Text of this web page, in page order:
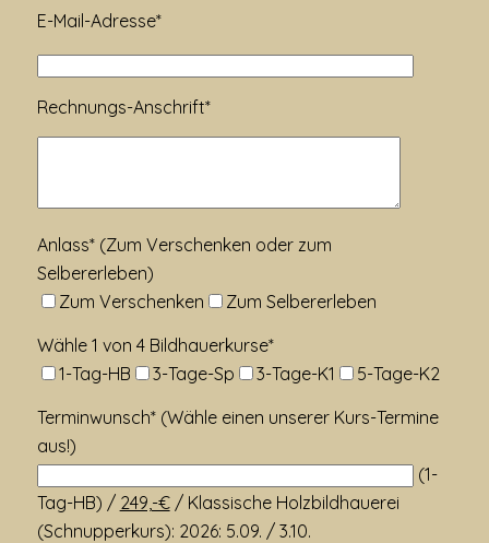
E-Mail-Adresse*
Rechnungs-Anschrift*
Anlass* (Zum Verschenken oder zum
Selbererleben)
Zum Verschenken
Zum Selbererleben
Wähle 1 von 4 Bildhauerkurse*
1-Tag-HB
3-Tage-Sp 3-Tage-K1
5-Tage-K2
Terminwunsch* (Wähle einen unserer Kurs-Termine
aus!)
(1-
Tag-HB) / 249,-€/ Klassische Holzbildhauerei
(Schnupperkurs): 2026: 5.09. / 3.10.